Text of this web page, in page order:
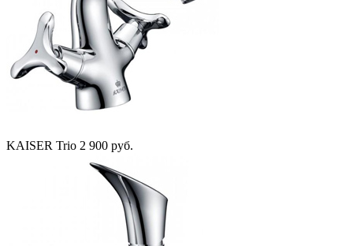
KAISER Trio 2 900 руб.